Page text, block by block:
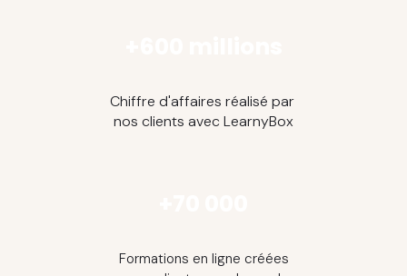
Chiffre d'affaires réalisé par
nos clients avec LearnyBox
Formations en ligne créées